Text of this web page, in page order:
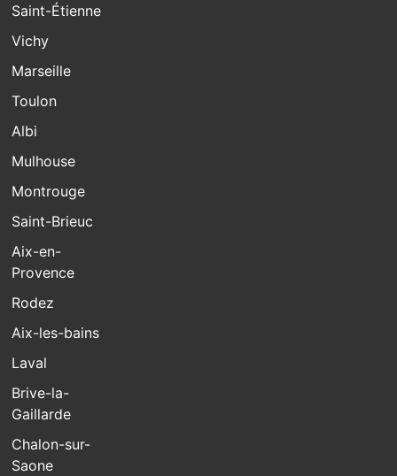
Saint-Étienne
Vichy
Marseille
Toulon
Albi
Mulhouse
Montrouge
Saint-Brieuc
Aix-en-
Provence
Rodez
Aix-les-bains
Laval
Brive-la-
Gaillarde
Chalon-sur-
Saone